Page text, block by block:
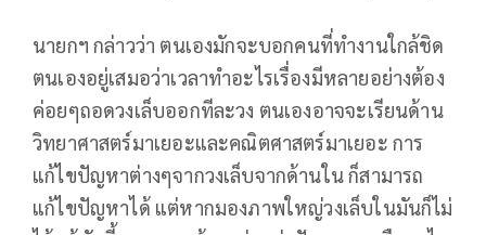
นายกฯ กล่าวว่า ตนเองมักจะบอกคนที่ทำงานใกล้ชิด
ตนเองอยู่เสมอว่าเวลาทำอะไรเรื่องมีหลายอย่างต้อง
ค่อยๆถอดวงเล็บออกทีละวง ตนเองอาจจะเรียนด้าน
วิทยาศาสตร์มาเยอะและคณิตศาสตร์มาเยอะ การ
แก้ไขปัญหาต่างๆจากวงเล็บจากด้านใน ก็สามารถ
แก้ไขปัญหาได้ แต่หากมองภาพใหญ่วงเล็บในมันก็ไม่